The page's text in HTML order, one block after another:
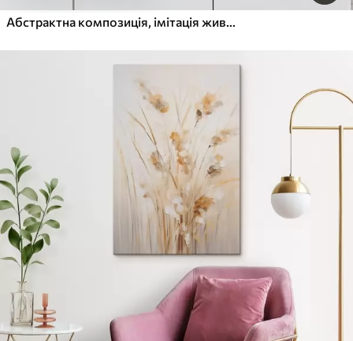
Абстрактна композиція, імітація живопису